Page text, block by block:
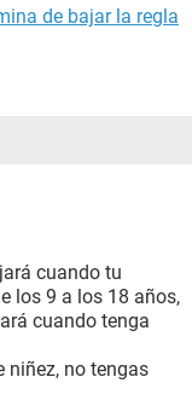
de bajar la regla
cuando tu
los 9 a los 18 años,
cuando tenga
niñez, no tengas